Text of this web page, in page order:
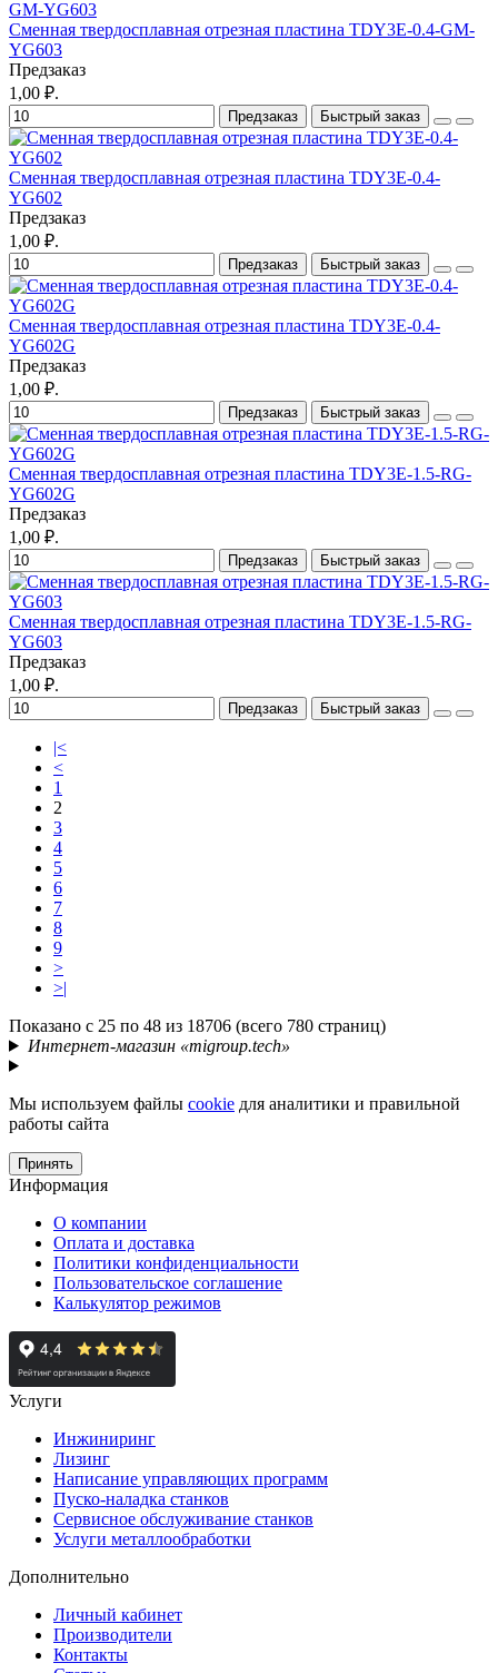
Сменная твердосплавная отрезная пластина TDY3E-0.4-GM-
YG603
Предзаказ
1,00 ₽.
Предзаказ Быстрый заказ
Сменная твердосплавная отрезная пластина TDY3E-0.4-
YG602
Предзаказ
1,00 ₽.
Предзаказ Быстрый заказ
Сменная твердосплавная отрезная пластина TDY3E-0.4-
YG602G
Предзаказ
1,00 ₽.
Предзаказ Быстрый заказ
Сменная твердосплавная отрезная пластина TDY3E-1.5-RG-
YG602G
Предзаказ
1,00 ₽.
Предзаказ Быстрый заказ
Сменная твердосплавная отрезная пластина TDY3E-1.5-RG-
YG603
Предзаказ
1,00 ₽.
Предзаказ Быстрый заказ
|<
<
1
2
3
4
5
6
7
8
9
>
>|
Показано с 25 по 48 из 18706 (всего 780 страниц)
Интернет-магазин «migroup.tech»
Мы используем файлы cookie для аналитики и правильной
работы сайта
Принять
Информация
О компании
Оплата и доставка
Политики конфиденциальности
Пользовательское соглашение
Калькулятор режимов
Услуги
Инжиниринг
Лизинг
Написание управляющих программ
Пуско-наладка станков
Сервисное обслуживание станков
Услуги металлообработки
Дополнительно
Личный кабинет
Производители
Контакты